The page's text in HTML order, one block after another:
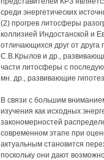
среди энергетических
(2) прогрев литосферы
коллизией Индостанской и
отличающихся друг от
С.В.Крылов и др.,
части литосферы с
мн. др., развивающие
В связи с большим
изучения как исходных
закономерностей
современном этапе при
актуальным становится
поскольку они дают